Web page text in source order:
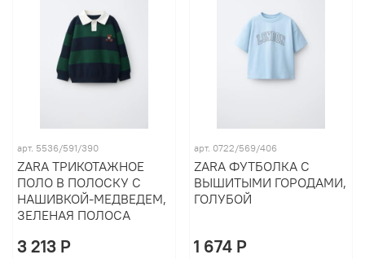
арт. 5536/591/390
ZARA ТРИКОТАЖНОЕ
ПОЛО В ПОЛОСКУ С
НАШИВКОЙ-МЕДВЕДЕМ,
ЗЕЛЕНАЯ ПОЛОСА
3 213 P
арт. 0722/569/406
ZARA ФУТБОЛКА С
ВЫШИТЫМИ ГОРОДАМИ,
ГОЛУБОЙ
1 674 P